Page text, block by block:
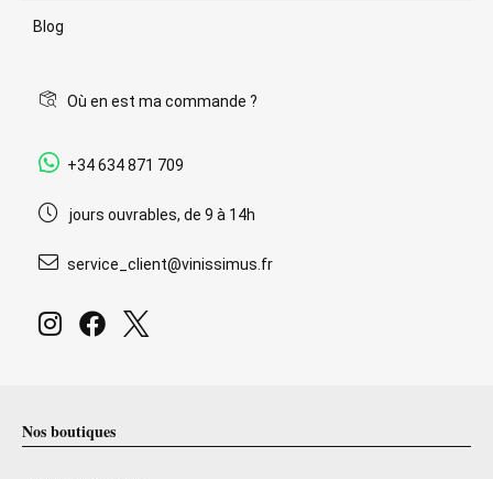
Blog
Où en est ma commande ?
+34 634 871 709
jours ouvrables, de 9 à 14h
service_client@vinissimus.fr
Nos boutiques